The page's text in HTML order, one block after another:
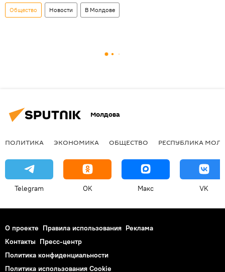
Общество Новости В Молдове
Молдова
ПОЛИТИКА ЭКОНОМИКА ОБЩЕСТВО РЕСПУБЛИКА
Telegram OK Макс VK
О проекте Правила использования Реклама
Контакты Пресс-центр
Политика конфиденциальности
Политика использования Cookie